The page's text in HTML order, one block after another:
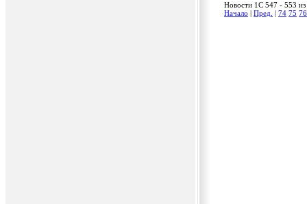
Новости 1C 547 - 553
Начало
Пред. 74 75 76